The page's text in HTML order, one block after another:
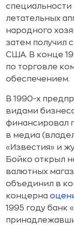
специальности
летательных
народного
затем получил
США. В конце
по торговле
обеспечением.
В 1990-х
видами
финансировал
в медиа
«Известия» и
Бойко открыл
валютных
объединил в
концерна
1995 году банк